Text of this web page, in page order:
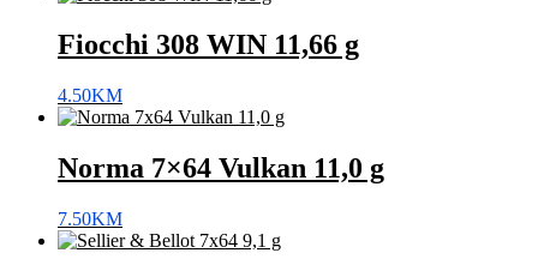
Fiocchi 308 WIN 11,66 g
4.50KM
Norma 7×64 Vulkan 11,0 g
7.50KM